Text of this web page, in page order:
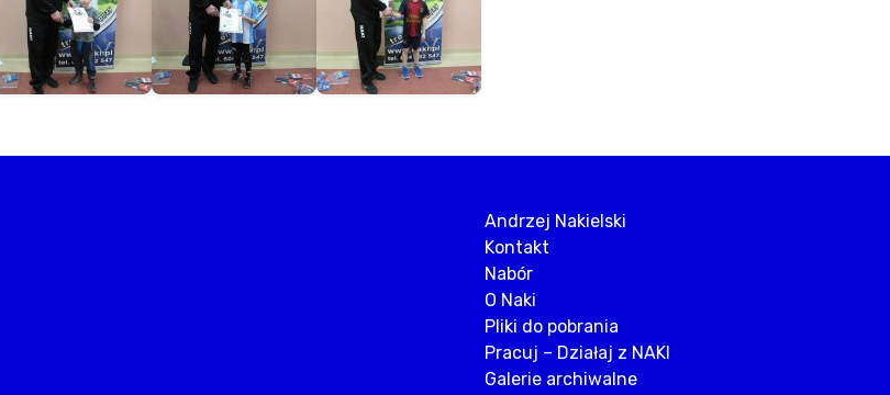
Andrzej Nakielski
Kontakt
Nabór
O Naki
Pliki do pobrania
Pracuj – Działaj z NAKI
Galerie archiwalne